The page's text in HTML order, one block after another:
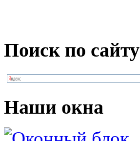
Поиск по сайту
Наши окна